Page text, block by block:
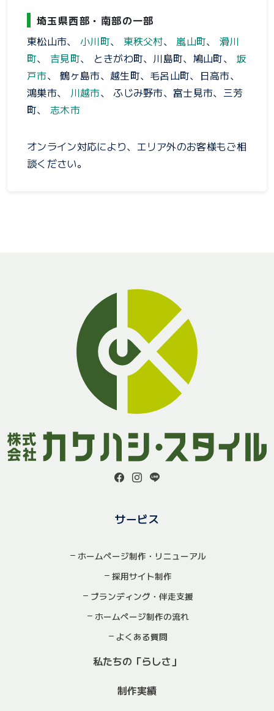
埼玉県西部・南部の一部
東松山市、 小川町、 東秩父村、 嵐山町、滑川
町、 吉見町、 ときがわ町、川島町、鳩山町、 坂
戸市、 鶴ヶ島市、越生町、毛呂山町、日高市、
鴻巣市、 川越市、 ふじみ野市、富士見市、三芳
町、 志木市
オンライン対応により、エリア外のお客様もご相
談ください。
サービス
ホームページ制作・リニューアル
採用サイト制作
ブランディング・伴走支援
ホームページ制作の流れ
よくある質問
私たちの「らしさ」
制作実績